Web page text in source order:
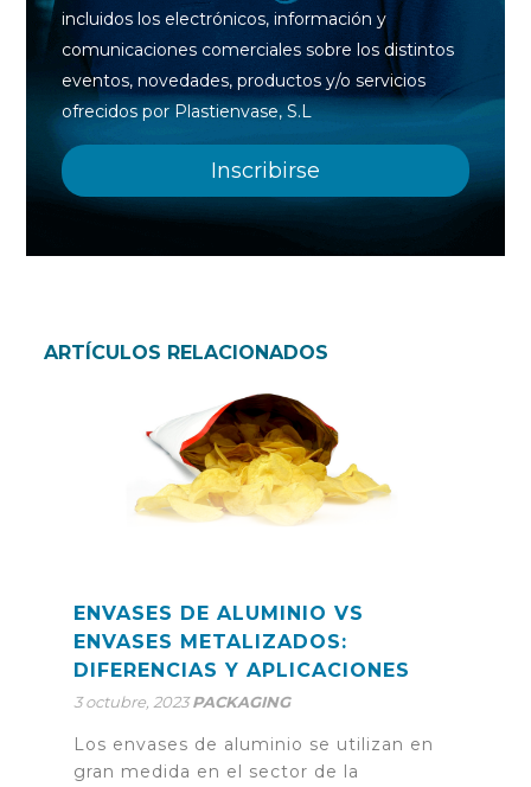
incluidos los electrónicos, información y
comunicaciones comerciales sobre los distintos
eventos, novedades, productos y/o servicios
ofrecidos por Plastienvase, S.L
ARTÍCULOS RELACIONADOS
ENVASES DE ALUMINIO VS
ENVASES METALIZADOS:
DIFERENCIAS Y APLICACIONES
3 octubre, 2023 PACKAGING
Los envases de aluminio se utilizan en
gran medida en el sector de la